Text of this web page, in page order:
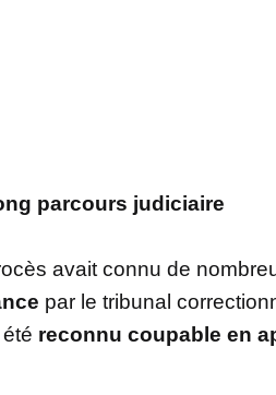
parcours judiciaire
avait connu de
par le tribunal
reconnu coupable en